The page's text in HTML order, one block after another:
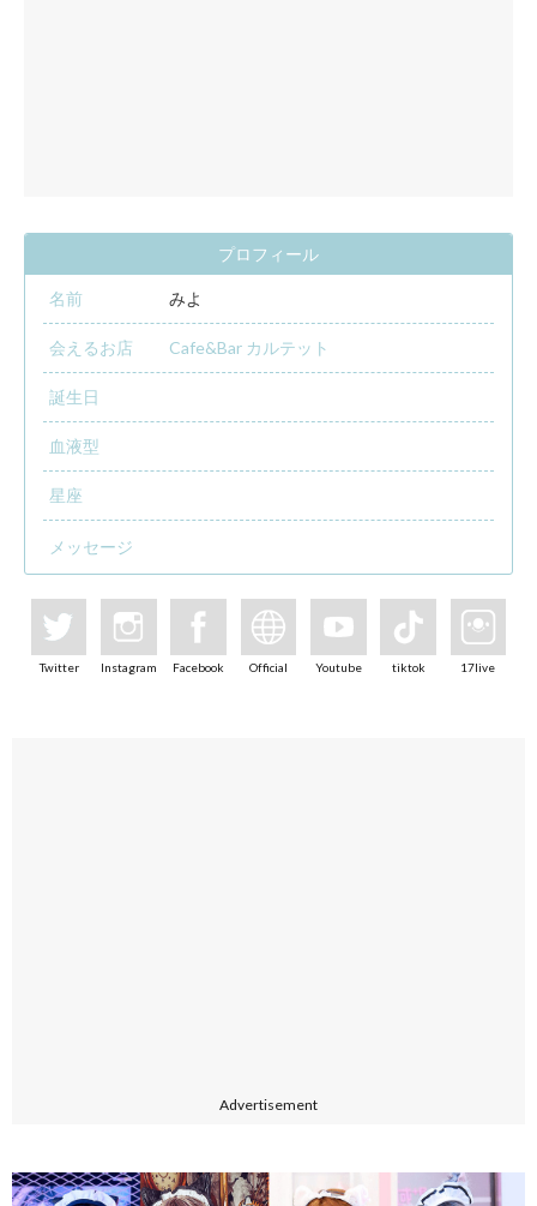
プロフィール
名前 みよ
会えるお店 Cafe&Bar カルテット
誕生日
血液型
星座
メッセージ
Twitter Instagram Facebook Official Youtube tiktok 17live
Advertisement